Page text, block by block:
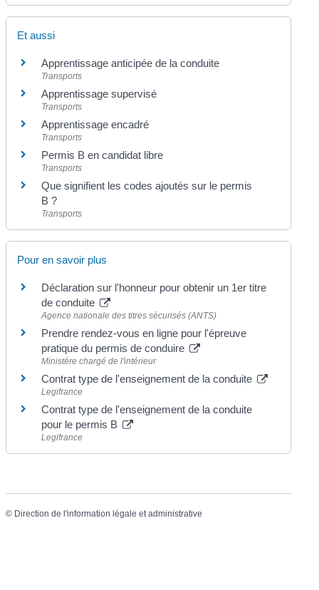
Et aussi
Apprentissage anticipée de la conduite
Transports
Apprentissage supervisé
Transports
Apprentissage encadré
Transports
Permis B en candidat libre
Transports
Que signifient les codes ajoutés sur le permis
B ?
Transports
Pour en savoir plus
Déclaration sur l'honneur pour obtenir un 1er titre
de conduite
Agence nationale des titres sécurisés (ANTS)
Prendre rendez-vous en ligne pour l'épreuve
pratique du permis de conduire
Ministère chargé de l'intérieur
Contrat type de l'enseignement de la conduite
Legifrance
Contrat type de l'enseignement de la conduite
pour le permis B
Legifrance
© Direction de l'information légale et administrative